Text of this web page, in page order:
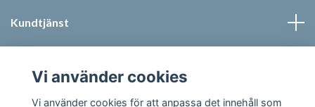
Kundtjänst
Social Media
Vi använder cookies
Vi använder cookies för att anpassa det innehåll som